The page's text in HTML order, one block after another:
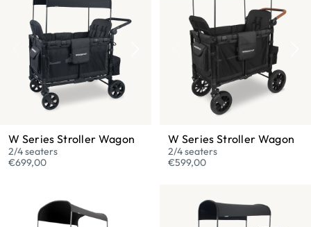
W Series Stroller Wagon
2/4 seaters
€699,00
W Series Stroller Wagon
2/4 seaters
€599,00